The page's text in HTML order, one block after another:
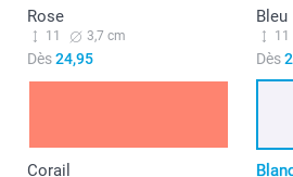
Rose
11 3,7 cm
Dès24,95
Bleu
11
Dès
Corail